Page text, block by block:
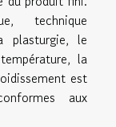
technique
plasturgie, le
la
est
aux